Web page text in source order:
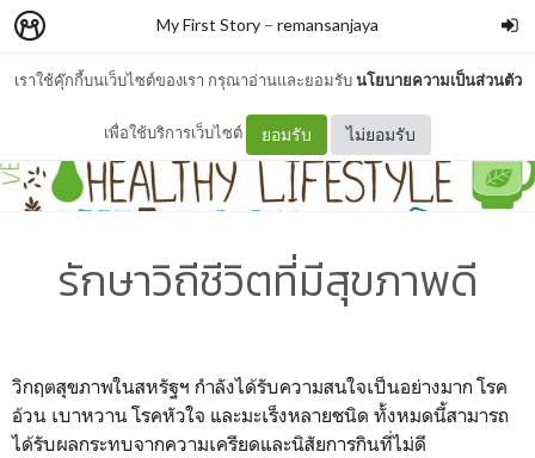
เราใช้คุ๊กกี้บนเว็บไซต์ของเรา กรุณาอ่านและยอมรับนโยบายความเป็นส่วนตัว
เพื่อใช้บริการเว็บไซต์ ยอมรับ ไม่ยอมรับ
My First Story – remansanjaya
รักษาวิถีชีวิตที่มีสุขภาพดี
วิกฤตสุขภาพในสหรัฐฯ กำลังได้รับความสนใจเป็นอย่างมาก โรค
อ้วน เบาหวาน โรคหัวใจ และมะเร็งหลายชนิด ทั้งหมดนี้สามารถ
ได้รับผลกระทบจากความเครียดและนิสัยการกินที่ไม่ดี